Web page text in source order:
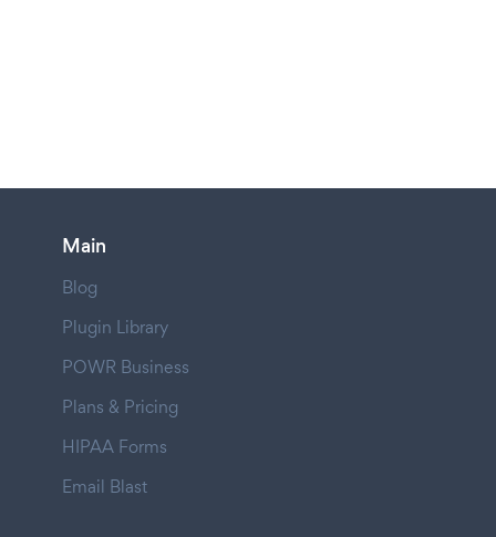
Main
Blog
Plugin Library
POWR Business
Plans & Pricing
HIPAA Forms
Email Blast